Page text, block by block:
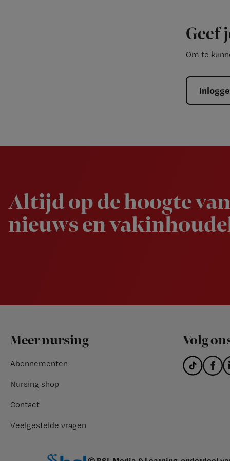
Geef
Om te
Altijd op de hoogte
nieuws en
Footer
Meer nursing
Abonnementen
Nursing shop
Contact
Veelgestelde vragen
Volg